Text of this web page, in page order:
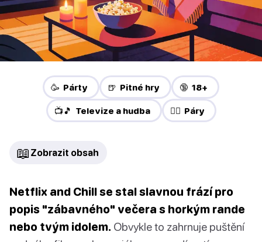
🥳 Párty 🍺 Pitné hry 🔞 18+
📺🎵 Televize a hudba ❤️‍🔥 Páry
📖 Zobrazit obsah
Netflix and Chill se stal slavnou frází pro
popis "zábavného" večera s horkým rande
nebo tvým idolem. Obvykle to zahrnuje puštění